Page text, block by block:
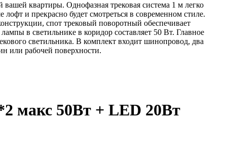
квартиры. Однофазная трековая система 1 м легко
и прекрасно будет смотреться в современном стиле.
спот трековый поворотный обеспечивает
в светильнике в коридор составляет 50 Вт. Главное
светильника. В комплект входит шинопровод, два
или рабочей поверхности.
макс 50Вт + LED 20Вт